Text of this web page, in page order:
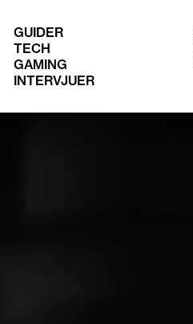
GUIDER
TECH
GAMING
INTERVJUER